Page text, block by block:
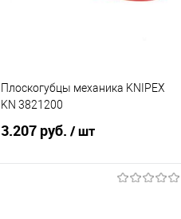
Плоскогубцы механика KNIPEX
KN 3821200
3.207 руб. / шт